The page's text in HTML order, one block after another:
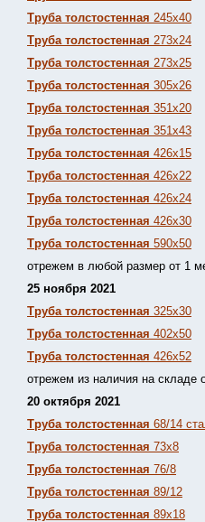
Труба толстостенная 245х40
Труба толстостенная 273х24
Труба толстостенная 273х25
Труба толстостенная 305х26
Труба толстостенная 351х20
Труба толстостенная 351х43
Труба толстостенная 426х15
Труба толстостенная 426х22
Труба толстостенная 426х24
Труба толстостенная 426х30
Труба толстостенная 590х50
отрежем в любой размер от 1
25 ноября 2021
Труба толстостенная 325х30
Труба толстостенная 402х50
Труба толстостенная 426х52
отрежем из наличия на складе
20 октября 2021
Труба толстостенная 68/14
Труба толстостенная 73х8
Труба толстостенная 76/8
Труба толстостенная 89/12
Труба толстостенная 89х18